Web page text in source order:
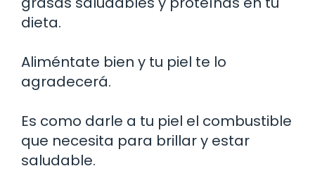
dieta.
Aliméntate bien y tu piel te lo
agradecerá.
Es como darle a tu piel el combustible
que necesita para brillar y estar
saludable.